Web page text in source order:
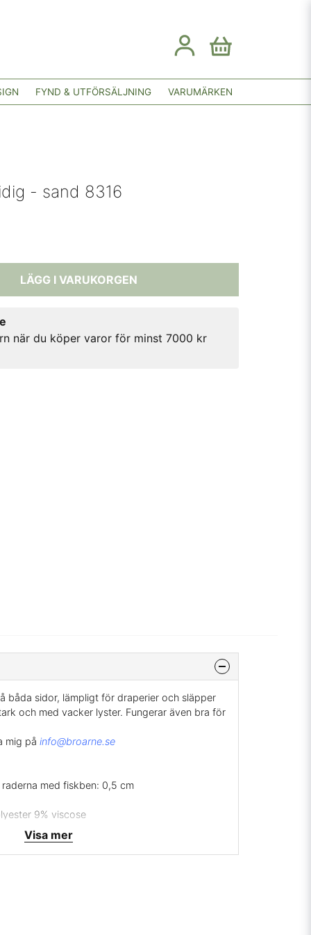
FYND & UTFÖRSÄLJNING VARUMÄRKEN
- sand 8316
LÄGG I VARUKORGEN
när du köper varor för minst 7000 kr
båda sidor, lämpligt för draperier och släpper
och med vacker lyster. Fungerar även bra för
mig på info@broarne.se
med fiskben: 0,5 cm
9% viscose
Visa mer